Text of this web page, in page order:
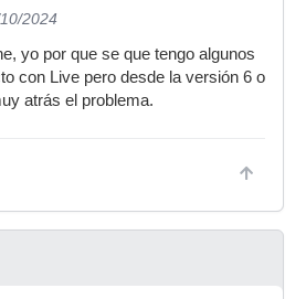
2024
yo por que se que tengo algunos
con Live pero desde la versión 6 o
atrás el problema.